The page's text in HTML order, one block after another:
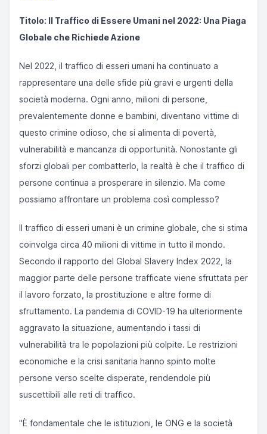
Titolo: Il Traffico di Essere Umani nel 2022: Una Piaga
Globale che Richiede Azione
Nel 2022, il traffico di esseri umani ha continuato a
rappresentare una delle sfide più gravi e urgenti della
società moderna. Ogni anno, milioni di persone,
prevalentemente donne e bambini, diventano vittime di
questo crimine odioso, che si alimenta di povertà,
vulnerabilità e mancanza di opportunità. Nonostante gli
sforzi globali per combatterlo, la realtà è che il traffico di
persone continua a prosperare in silenzio. Ma come
possiamo affrontare un problema così complesso?
Il traffico di esseri umani è un crimine globale, che si stima
coinvolga circa 40 milioni di vittime in tutto il mondo.
Secondo il rapporto del Global Slavery Index 2022, la
maggior parte delle persone trafficate viene sfruttata per
il lavoro forzato, la prostituzione e altre forme di
sfruttamento. La pandemia di COVID-19 ha ulteriormente
aggravato la situazione, aumentando i tassi di
vulnerabilità tra le popolazioni più colpite. Le restrizioni
economiche e la crisi sanitaria hanno spinto molte
persone verso scelte disperate, rendendole più
suscettibili alle reti di traffico.
"È fondamentale che le istituzioni, le ONG e la società